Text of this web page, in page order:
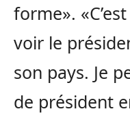
forme».
voir le
son pays. Je
de président